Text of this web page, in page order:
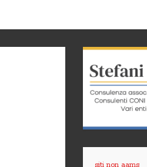
siti non aams